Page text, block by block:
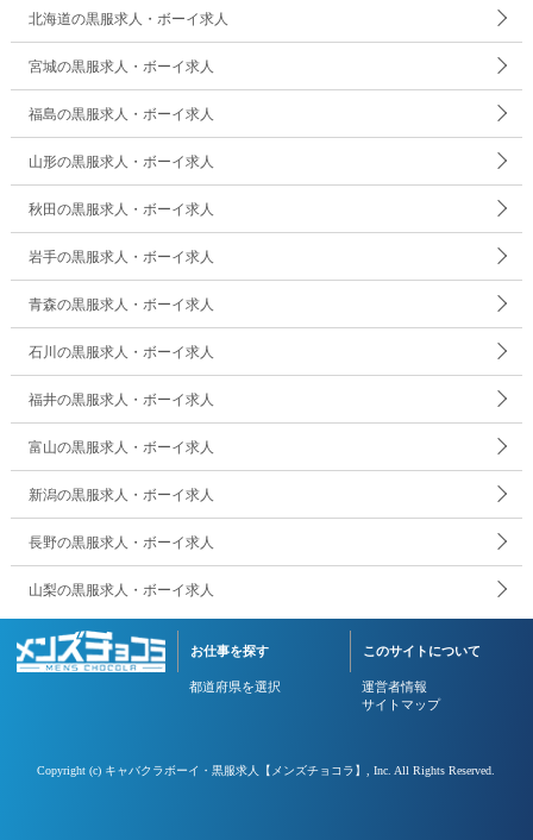
北海道の黒服求人・ボーイ求人
宮城の黒服求人・ボーイ求人
福島の黒服求人・ボーイ求人
山形の黒服求人・ボーイ求人
秋田の黒服求人・ボーイ求人
岩手の黒服求人・ボーイ求人
青森の黒服求人・ボーイ求人
石川の黒服求人・ボーイ求人
福井の黒服求人・ボーイ求人
富山の黒服求人・ボーイ求人
新潟の黒服求人・ボーイ求人
長野の黒服求人・ボーイ求人
山梨の黒服求人・ボーイ求人
お仕事を探す
都道府県を選択
このサイトについて
運営者情報
サイトマップ
Copyright (c) キャバクラボーイ・黒服求人【メンズチョコラ】 , Inc. All Rights Reserved.